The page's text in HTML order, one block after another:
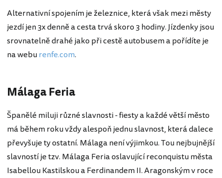
Alternativní spojením je železnice, která však mezi městy
jezdí jen 3x denně a cesta trvá skoro 3 hodiny. Jízdenky jsou
srovnatelně drahé jako při cestě autobusem a pořídíte je
na weburenfe.com.
Málaga Feria
Španělé miluji různé slavnosti - fiesty a každé větší město
má během roku vždy alespoň jednu slavnost, která dalece
převyšuje ty ostatní. Málaga není výjimkou. Tou nejbujnější
slavností je tzv. Málaga Feria oslavující reconquistu města
Isabellou Kastilskou a Ferdinandem II. Aragonským v roce